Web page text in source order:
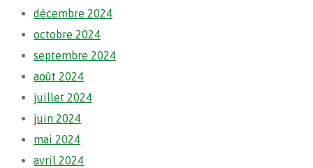
décembre 2024
octobre 2024
septembre 2024
août 2024
juillet 2024
juin 2024
mai 2024
avril 2024